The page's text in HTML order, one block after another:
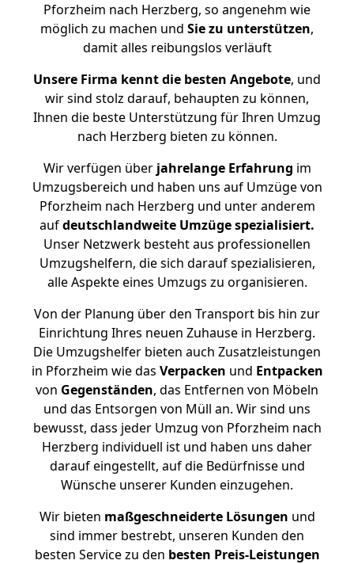
Pforzheim nach Herzberg, so angenehm wie
möglich zu machen und Sie zu unterstützen,
damit alles reibungslos verläuft
Unsere Firma kennt die besten Angebote, und
wir sind stolz darauf, behaupten zu können,
Ihnen die beste Unterstützung für Ihren Umzug
nach Herzberg bieten zu können.
Wir verfügen überjahrelange Erfahrung im
Umzugsbereich und haben uns auf Umzüge von
Pforzheim nach Herzberg und unter anderem
aufdeutschlandweite Umzüge spezialisiert.
Unser Netzwerk besteht aus professionellen
Umzugshelfern, die sich darauf spezialisieren,
alle Aspekte eines Umzugs zu organisieren.
Von der Planung über den Transport bis hin zur
Einrichtung Ihres neuen Zuhause in Herzberg.
Die Umzugshelfer bieten auch Zusatzleistungen
in Pforzheim wie das Verpacken und Entpacken
von Gegenständen, das Entfernen von Möbeln
und das Entsorgen von Müll an. Wir sind uns
bewusst, dass jeder Umzug von Pforzheim nach
Herzberg individuell ist und haben uns daher
darauf eingestellt, auf die Bedürfnisse und
Wünsche unserer Kunden einzugehen.
Wir bieten maßgeschneiderte Lösungen und
sind immer bestrebt, unseren Kunden den
besten Service zu den besten Preis-Leistungen